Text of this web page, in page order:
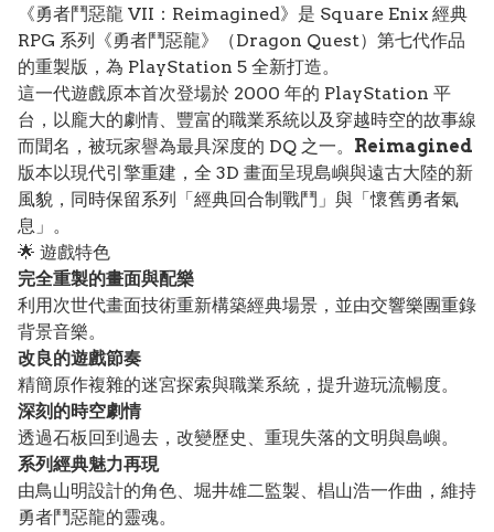
《勇者鬥惡龍 VII：Reimagined》是 Square Enix 經典
RPG 系列《勇者鬥惡龍》（Dragon Quest）第七代作品
的重製版，為 PlayStation 5 全新打造。
這一代遊戲原本首次登場於 2000 年的 PlayStation 平
台，以龐大的劇情、豐富的職業系統以及穿越時空的故事線
而聞名，被玩家譽為最具深度的 DQ 之一。 Reimagined
版本以現代引擎重建，全 3D 畫面呈現島嶼與遠古大陸的新
風貌，同時保留系列「經典回合制戰鬥」與「懷舊勇者氣
息」。
🌟 遊戲特色
完全重製的畫面與配樂
利用次世代畫面技術重新構築經典場景，並由交響樂團重錄
背景音樂。
改良的遊戲節奏
精簡原作複雜的迷宮探索與職業系統，提升遊玩流暢度。
深刻的時空劇情
透過石板回到過去，改變歷史、重現失落的文明與島嶼。
系列經典魅力再現
由鳥山明設計的角色、堀井雄二監製、椙山浩一作曲，維持
勇者鬥惡龍的靈魂。